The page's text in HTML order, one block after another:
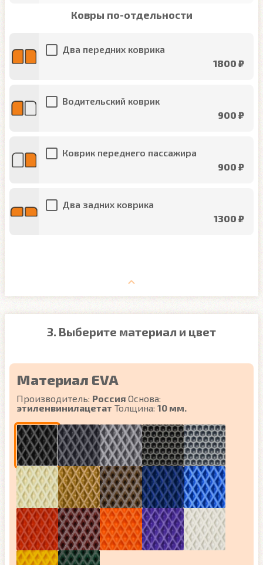
Ковры по-отдельности
Два передних коврика
1800 ₽
Водительский коврик
900 ₽
Коврик переднего пассажира
900 ₽
Два задних коврика
1300 ₽
3. Выберите материал и цвет
Материал EVA
Производитель: Россия Основа:
этиленвинилацетат Толщина: 10 мм.